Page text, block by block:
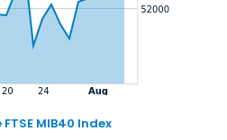
MIB40 Index